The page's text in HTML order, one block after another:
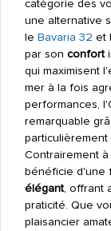
catégorie des
une alternative
le Bavaria 32 et
par son confort
qui maximisent
mer à la fois
performances,
remarquable
Contrairement
bénéficie d'une
élégant, offrant
praticité. Que
plaisancier